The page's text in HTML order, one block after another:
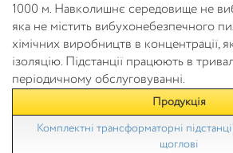
1000 м. Навколишнє середовище не
яка не містить вибухонебезпечного
хімічних виробництв в концентрації,
ізоляцію. Підстанції працюють в
періодичному обслуговуванні.
Продукція
Комплектні трансформаторні
щоглові